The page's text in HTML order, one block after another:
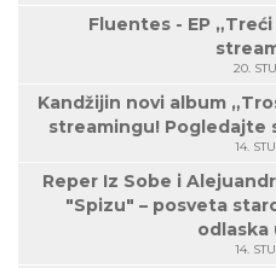
Fluentes - EP
20.
Kandžijin novi album
streamingu! Pogledajte
14.
Reper Iz Sobe i
"Spizu" – posveta
odlaska
14.